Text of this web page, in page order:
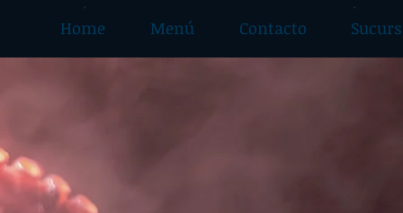
Home Menú Contacto